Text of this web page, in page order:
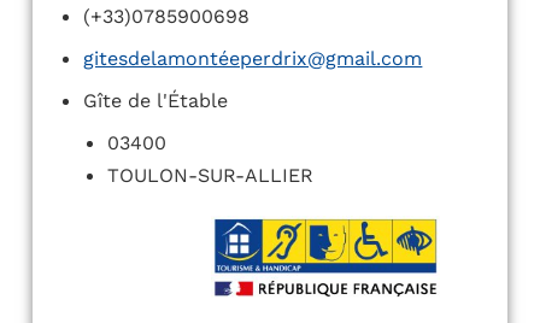
(+33)0785900698
gitesdelamontéeperdrix@gmail.com
Gîte de l'Étable
03400
TOULON-SUR-ALLIER